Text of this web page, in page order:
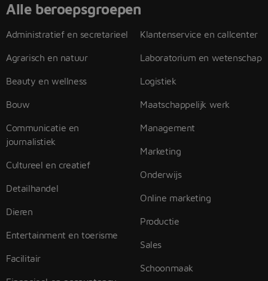
Alle beroepsgroepen
Administratief en secretarieel
Agrarisch en natuur
Beauty en wellness
Bouw
Communicatie en
journalistiek
Cultureel en creatief
Detailhandel
Dieren
Entertainment en toerisme
Facilitair
Klantenservice en callcenter
Laboratorium en wetenschap
Logistiek
Maatschappelijk werk
Management
Marketing
Onderwijs
Online marketing
Productie
Sales
Schoonmaak